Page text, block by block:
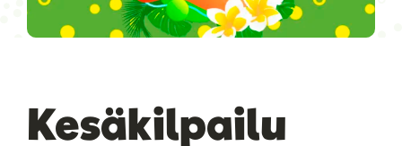
Kesäkilpailu